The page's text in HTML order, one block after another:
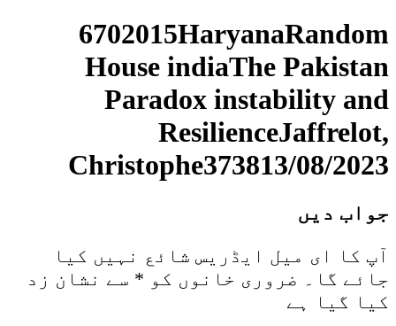
6702015HaryanaRandom
House indiaThe Pakistan
Paradox instability and
ResilienceJaffrelot,
Christophe373813/08/2023
جواب دیں
آپ کا ای میل ایڈریس شائع نہیں کیا
جائے گا۔
ضروری خانوں کو * سے نشان زد
کیا گیا ہے